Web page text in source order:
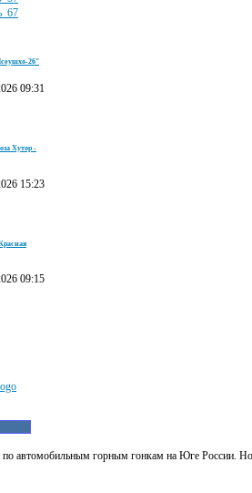
26"
09:31
Хутор -
15:23
09:15
автомобильным горным гонкам на Юге России.